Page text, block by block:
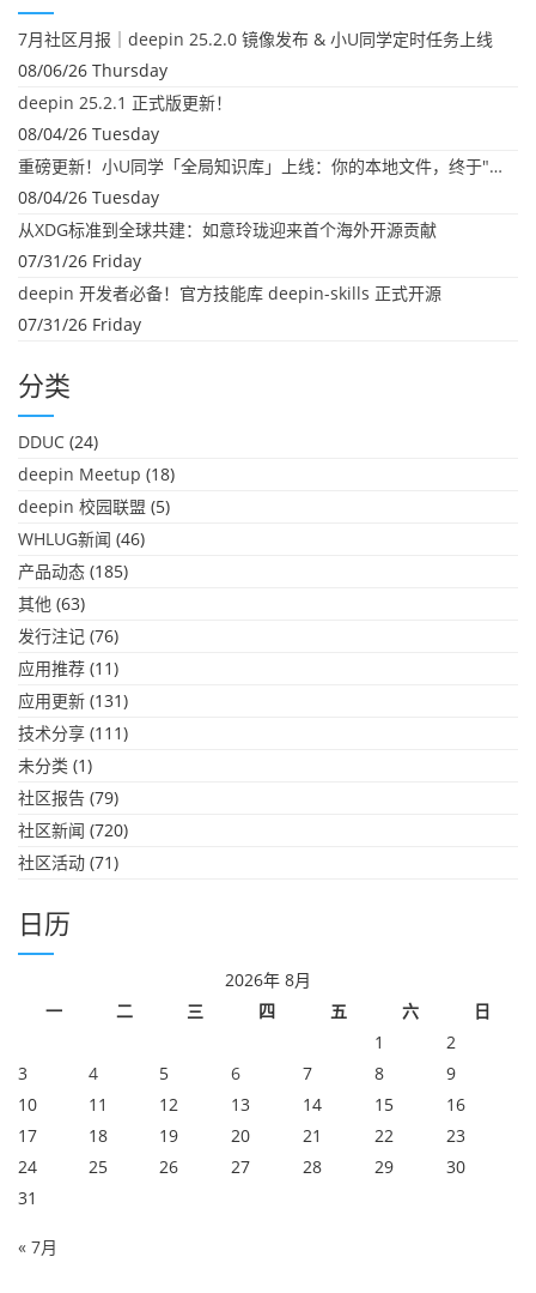
7月社区月报｜deepin 25.2.0 镜像发布 & 小U同学定时任务上线
08/06/26 Thursday
deepin 25.2.1 正式版更新！
08/04/26 Tuesday
重磅更新！小U同学「全局知识库」上线：你的本地文件，终于"活"起来了
08/04/26 Tuesday
从XDG标准到全球共建：如意玲珑迎来首个海外开源贡献
07/31/26 Friday
deepin 开发者必备！官方技能库 deepin-skills 正式开源
07/31/26 Friday
分类
DDUC (24)
deepin Meetup (18)
deepin 校园联盟 (5)
WHLUG新闻 (46)
产品动态 (185)
其他 (63)
发行注记 (76)
应用推荐 (11)
应用更新 (131)
技术分享 (111)
未分类 (1)
社区报告 (79)
社区新闻 (720)
社区活动 (71)
日历
2026年 8月
一
二 三 四 五 六
日
1
2
3
4 5 6 7 8
9
10
11 12 13 14 15
16
17
18 19 20 21 22
23
24
25 26 27 28 29
30
31
« 7月